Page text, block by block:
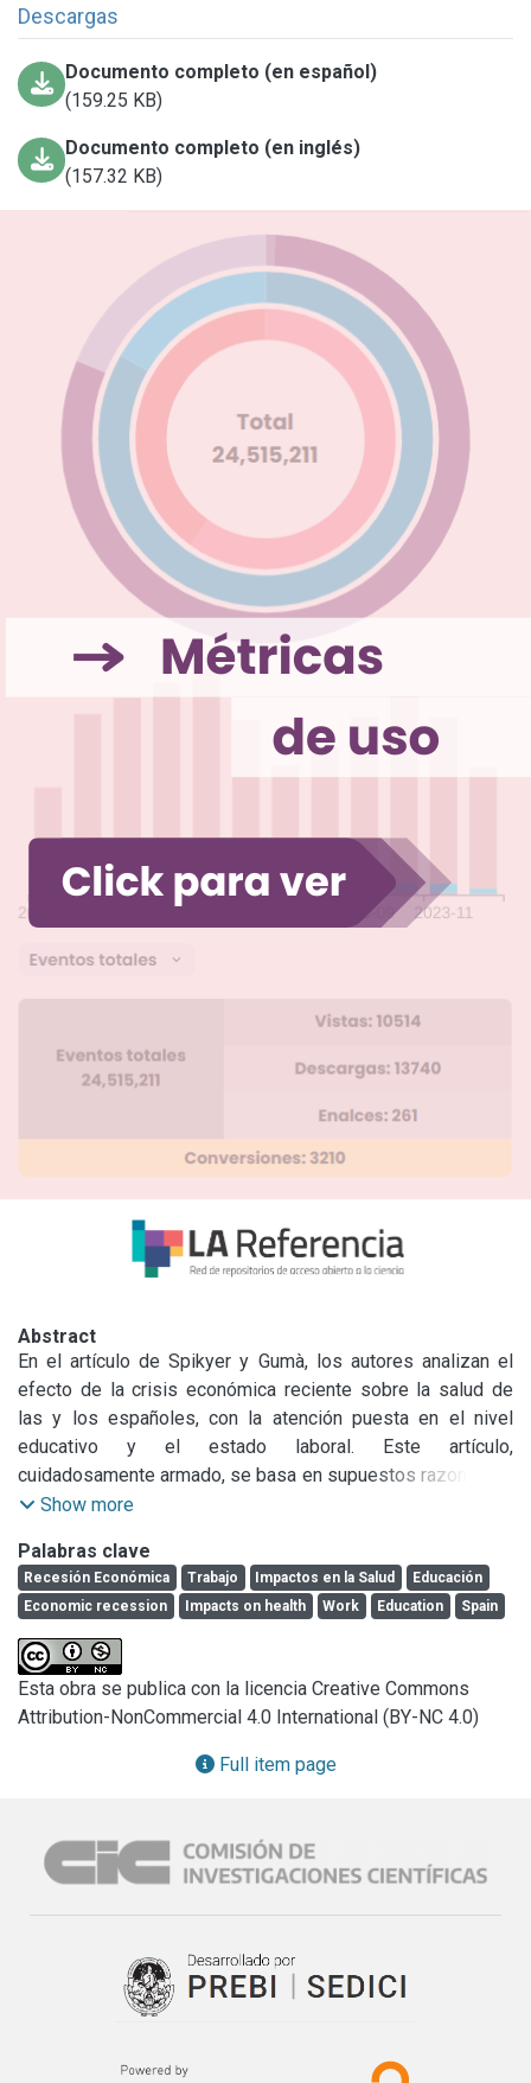
Descargas
Documento completo (en español)
(159.25 KB)
Documento completo (en inglés)
(157.32 KB)
Abstract
En el artículo de Spikyer y Gumà, los autores analizan el
efecto de la crisis económica reciente sobre la salud de
las y los españoles, con la atención puesta en el nivel
educativo y el estado laboral. Este artículo,
cuidadosamente armado, se basa en supuestos razonables
y detalla hallazgos históricos relacionados con tiempos de
de su impacto en la salud.
Show more
Palabras clave
Recesión Económica Trabajo Impactos en la Salud
Educación
Economic recession
Impacts on health Work Education Spain
Esta obra se publica con la licencia Creative Commons
Attribution-NonCommercial 4.0 International (BY-NC 4.0)
Full item page